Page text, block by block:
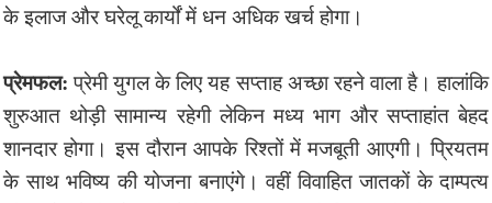
के इलाज और घरेलू कार्यों में धन अधिक खर्च होगा।
प्रेमफल: प्रेमी युगल के लिए यह सप्ताह अच्छा रहने वाला है। हालांकि
शुरुआत थोड़ी सामान्य रहेगी लेकिन मध्य भाग और सप्ताहांत बेहद
शानदार होगा। इस दौरान आपके रिश्तों में मजबूती आएगी। प्रियतम
के साथ भविष्य की योजना बनाएंगे। वहीं विवाहित जातकों के दाम्पत्य